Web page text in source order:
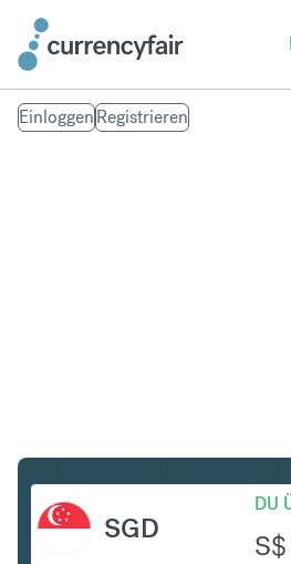
EinloggenRegistrieren
SGD
DU
S$